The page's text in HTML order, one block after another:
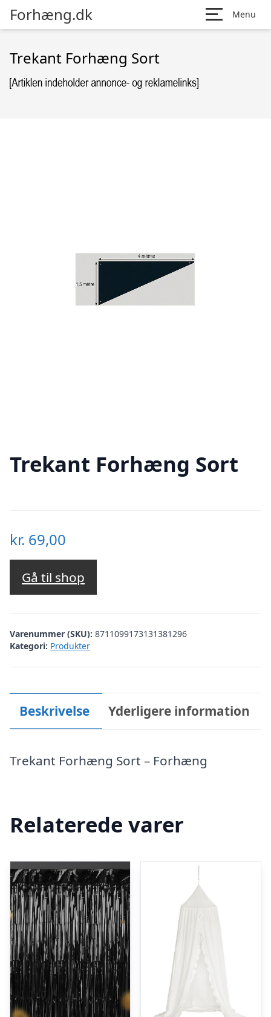
Forhæng.dk Menu
Trekant Forhæng Sort
Trekant Forhæng Sort
kr. 69,00
Gå til shop
Varenummer (SKU): 8711099173131381296
Kategori: Produkter
Beskrivelse Yderligere information
Trekant Forhæng Sort – Forhæng
Relaterede varer